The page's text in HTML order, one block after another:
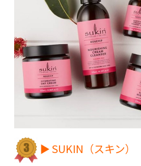
► SUKIN（スキン）